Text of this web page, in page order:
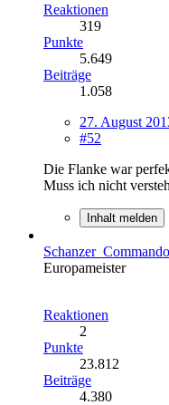
Reaktionen
319
Punkte
5.649
Beiträge
1.058
27. August
#52
Die Flanke war
Muss ich nicht
Inhalt melden
Schanzer_Commando
Europameister
Reaktionen
2
Punkte
23.812
Beiträge
4.380